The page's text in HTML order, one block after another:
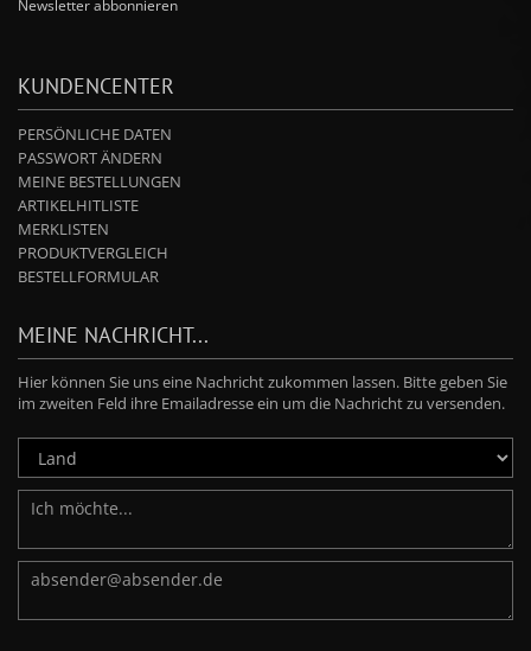
Newsletter abbonnieren
KUNDENCENTER
PERSÖNLICHE DATEN
PASSWORT ÄNDERN
MEINE BESTELLUNGEN
ARTIKELHITLISTE
MERKLISTEN
PRODUKTVERGLEICH
BESTELLFORMULAR
MEINE NACHRICHT...
Hier können Sie uns eine Nachricht zukommen lassen. Bitte geben Sie
im zweiten Feld ihre Emailadresse ein um die Nachricht zu versenden.